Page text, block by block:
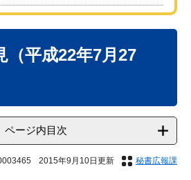
（平成22年7月27
ページ内目次
2015年9月10日更新 秘書広報課